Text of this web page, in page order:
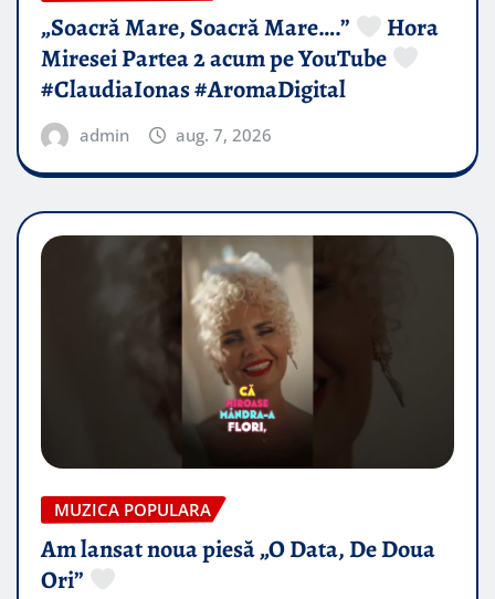
„Soacră Mare, Soacră Mare….”
Hora
Miresei Partea 2 acum pe YouTube
#ClaudiaIonas #AromaDigital
admin aug. 7, 2026
MUZICA POPULARA
Am lansat noua piesă „O Data, De Doua
Ori”